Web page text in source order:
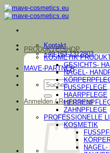
Zum
Inhalt
springen
Kontakt
+49 163 1312803
MAVE-PARTNER
Suchen
nach:
Anmelden / Registrieren
PRODUKTE/SHOP
KOSMETIK
GESICHTS-
NAGEL-
FUSSPFLEGE
HAARPFLEGE
ZAHNPFLEGE
PROFESSIONELLE
KOSMETIK
NAGEL-